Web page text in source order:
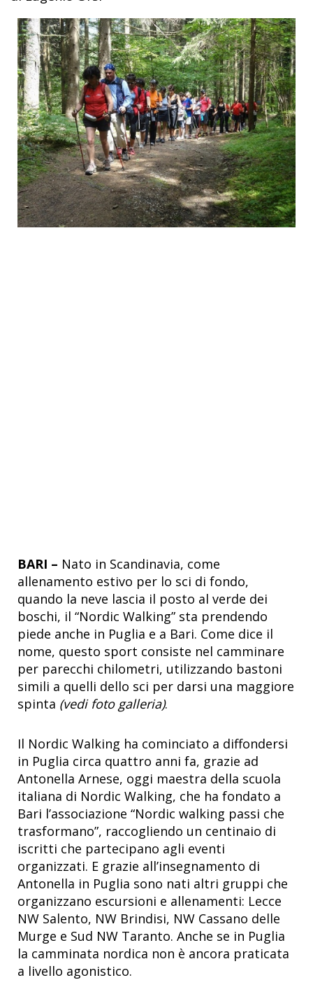
BARI – Nato in Scandinavia, come
allenamento estivo per lo sci di fondo,
quando la neve lascia il posto al verde dei
boschi, il “Nordic Walking” sta prendendo
piede anche in Puglia e a Bari. Come dice il
nome, questo sport consiste nel camminare
per parecchi chilometri, utilizzando bastoni
simili a quelli dello sci per darsi una maggiore
spinta (vedi foto galleria).
Il Nordic Walking ha cominciato a diffondersi
in Puglia circa quattro anni fa, grazie ad
Antonella Arnese, oggi maestra della scuola
italiana di Nordic Walking, che ha fondato a
Bari l’associazione “Nordic walking passi che
trasformano”, raccogliendo un centinaio di
iscritti che partecipano agli eventi
organizzati. E grazie all’insegnamento di
Antonella in Puglia sono nati altri gruppi che
organizzano escursioni e allenamenti: Lecce
NW Salento, NW Brindisi, NW Cassano delle
Murge e Sud NW Taranto. Anche se in Puglia
la camminata nordica non è ancora praticata
a livello agonistico.